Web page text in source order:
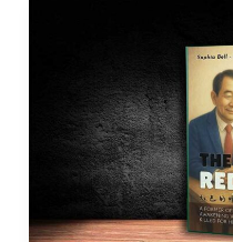
《SUNSET
AND
SUNRISE
OF